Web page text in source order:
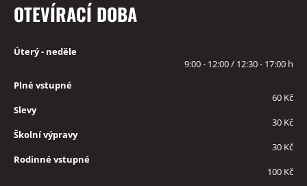
OTEVÍRACÍ DOBA
Úterý - neděle
9:00 - 12:00 / 12:30 - 17:00 h
Plné vstupné
60 Kč
Slevy
30 Kč
Školní výpravy
30 Kč
Rodinné vstupné
100 Kč